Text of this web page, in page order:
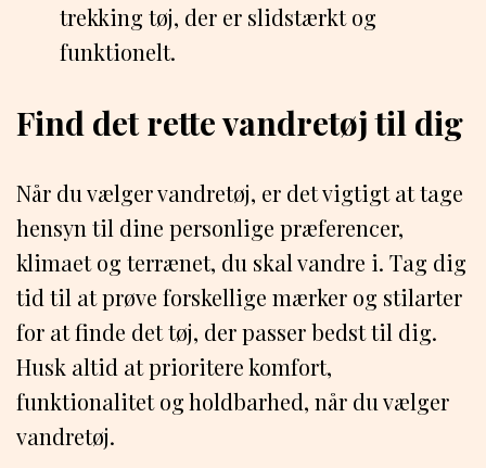
trekking tøj, der er slidstærkt og
funktionelt.
Find det rette vandretøj til dig
Når du vælger vandretøj, er det vigtigt at tage
hensyn til dine personlige præferencer,
klimaet og terrænet, du skal vandre i. Tag dig
tid til at prøve forskellige mærker og stilarter
for at finde det tøj, der passer bedst til dig.
Husk altid at prioritere komfort,
funktionalitet og holdbarhed, når du vælger
vandretøj.